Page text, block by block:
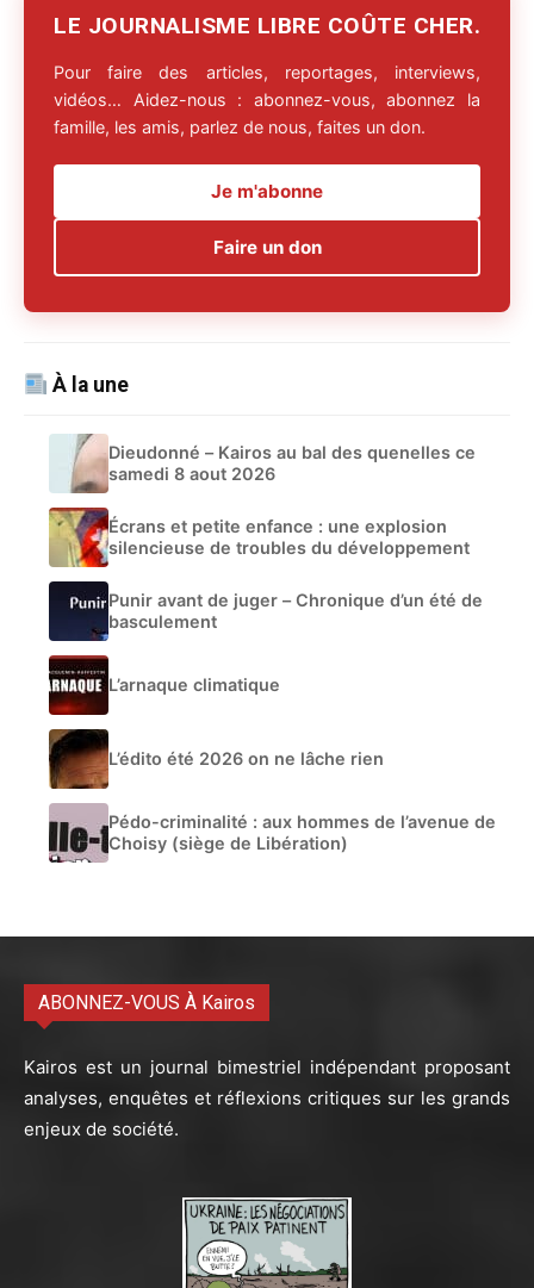
LE JOURNALISME LIBRE COÛTE CHER.
Pour faire des articles, reportages, interviews,
vidéos… Aidez-nous : abonnez-vous, abonnez la
famille, les amis, parlez de nous, faites un don.
Je m'abonne
Faire un don
À la une
Dieudonné – Kairos au bal des quenelles ce
samedi 8 aout 2026
Écrans et petite enfance : une explosion
silencieuse de troubles du développement
Punir avant de juger – Chronique d’un été de
basculement
L’arnaque climatique
L’édito été 2026 on ne lâche rien
Pédo-criminalité : aux hommes de l’avenue de
Choisy (siège de Libération)
ABONNEZ-VOUS À Kairos
Kairos est un journal bimestriel indépendant proposant
analyses, enquêtes et réflexions critiques sur les grands
enjeux de société.